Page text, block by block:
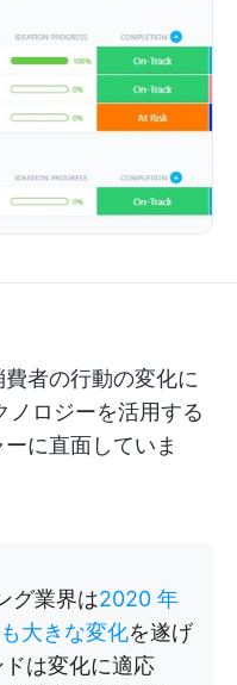
者の行動の変化に
ノロジーを活用する
に直面していま
グ業界は2020 年
大きな変化を遂げ
は変化に適応